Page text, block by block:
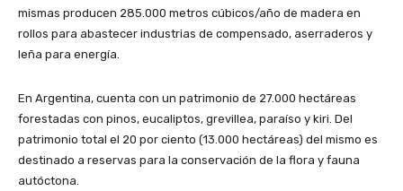
mismas producen 285.000 metros cúbicos/año de madera en
rollos para abastecer industrias de compensado, aserraderos y
leña para energía.
En Argentina, cuenta con un patrimonio de 27.000 hectáreas
forestadas con pinos, eucaliptos, grevillea, paraíso y kiri. Del
patrimonio total el 20 por ciento (13.000 hectáreas) del mismo es
destinado a reservas para la conservación de la flora y fauna
autóctona.